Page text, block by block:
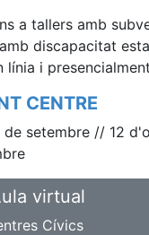
a tallers amb
discapacitat
línia i
CENTRE
de setembre // 12
virtual
Cívics